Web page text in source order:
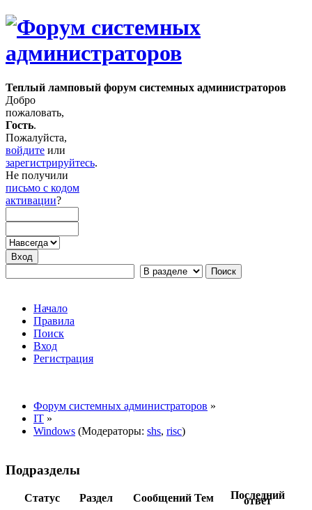
Теплый ламповый форум системных администраторов
Добро
пожаловать,
Гость.
Пожалуйста,
войдите или
зарегистрируйтесь.
Не получили
письмо с кодом
активации?
Начало
Правила
Поиск
Вход
Регистрация
Форум системных администраторов »
IT »
Windows (Модераторы: shs, risc)
Подразделы
Статус Раздел Сообщений Тем Последний
ответ